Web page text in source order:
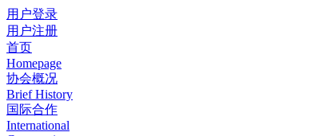
用户登录
用户注册
首页
Homepage
协会概况
Brief History
国际合作
International